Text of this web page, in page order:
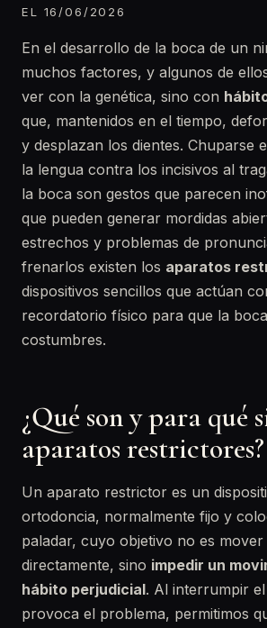
EL 16/06/2026
En el desarrollo de la boca de un
muchos factores, y algunos de
ver con la genética, sino con
que, mantenidos en el tiempo,
y desplazan los dientes. Chuparse
la lengua contra los incisivos al
la boca son gestos que parecen
que pueden generar mordidas
estrechos y problemas de
frenarlos existen los aparatos
dispositivos sencillos que actúan
recordatorio físico para que la
costumbres.
¿Qué son y para qué
aparatos restrictores?
Un aparato restrictor es un
ortodoncia, normalmente fijo y
paladar, cuyo objetivo no es mover
directamente, sino impedir un
hábito perjudicial. Al interrumpir
provoca el problema, permitimos